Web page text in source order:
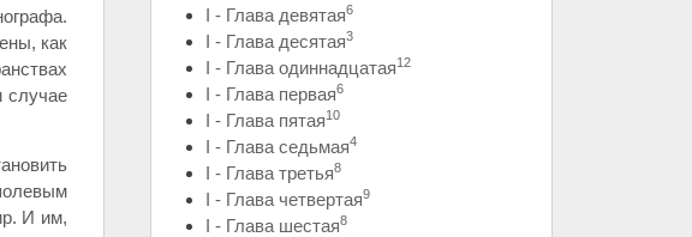
как
случае
И им,
I - Глава девятая6
I - Глава десятая3
I - Глава одиннадцатая12
I - Глава первая6
I - Глава пятая10
I - Глава седьмая4
I - Глава третья8
I - Глава четвертая9
I - Глава шестая8